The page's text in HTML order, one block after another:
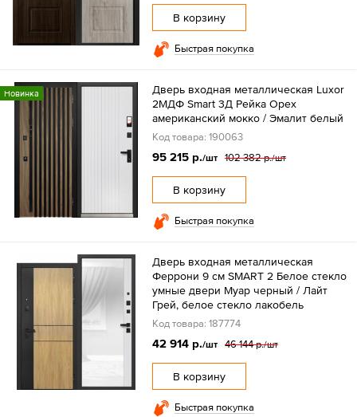
В корзину
Быстрая покупка
Новинка
Дверь входная металлическая Luxor
2МДФ Smart 3Д Рейка Орех
американский мокко / Эмалит белый
Код товара: 190063
95 215 р./шт 102 382 р./шт
В корзину
Быстрая покупка
Дверь входная металлическая
Феррони 9 см SMART 2 Белое стекло
умные двери Муар черный / Лайт
Грей, белое стекло лакобель
Код товара: 187774
42 914 р./шт 46 144 р./шт
В корзину
Быстрая покупка